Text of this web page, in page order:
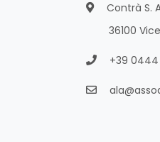
Contrà S.
36100
+39